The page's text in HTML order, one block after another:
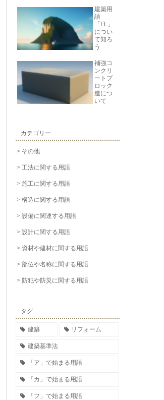
建築用
語
「FL」
につい
て知ろ
う
補強コ
ンクリ
ートブ
ロック
造につ
いて
カテゴリー
その他
工法に関する用語
施工に関する用語
構造に関する用語
設備に関連する用語
設計に関する用語
資材や建材に関する用語
部位や名称に関する用語
防犯や防災に関する用語
タグ
建築 リフォーム
建築基準法
「ア」で始まる用語
「カ」で始まる用語
「フ」で始まる用語